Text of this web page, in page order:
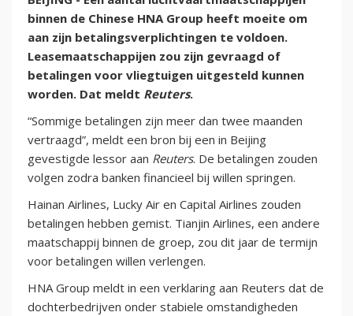
binnen de Chinese HNA Group heeft moeite om
aan zijn betalingsverplichtingen te voldoen.
Leasemaatschappijen zou zijn gevraagd of
betalingen voor vliegtuigen uitgesteld kunnen
worden. Dat meldt Reuters.
“Sommige betalingen zijn meer dan twee maanden
vertraagd”, meldt een bron bij een in Beijing
gevestigde lessor aan Reuters. De betalingen zouden
volgen zodra banken financieel bij willen springen.
Hainan Airlines, Lucky Air en Capital Airlines zouden
betalingen hebben gemist. Tianjin Airlines, een andere
maatschappij binnen de groep, zou dit jaar de termijn
voor betalingen willen verlengen.
HNA Group meldt in een verklaring aan Reuters dat de
dochterbedrijven onder stabiele omstandigheden